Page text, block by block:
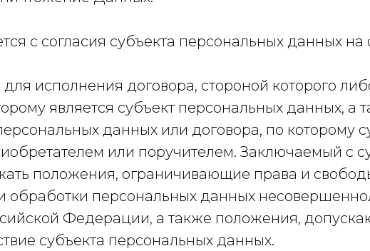
с согласия субъекта персональных данных на
исполнения договора, стороной которого
является субъект персональных данных, а
данных или договора, по которому
или поручителем. Заключаемый с
положения, ограничивающие права и
персональных данных
Федерации, а также положения,
субъекта персональных данных.